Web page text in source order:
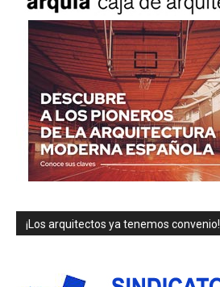
¡Los arquitectos ya tenemos convenio!